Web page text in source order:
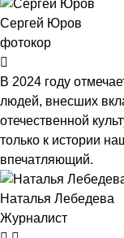
Сергей Юров
фотокор
В 2024 году
людей, внесших
отечественной
только к истории
впечатляющий.
Наталья Лебедева
Журналист